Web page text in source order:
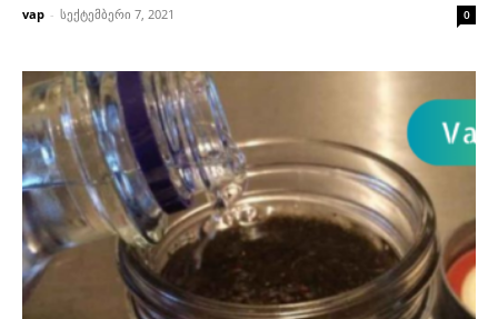
vap - სექტემბერი 7, 2021 0